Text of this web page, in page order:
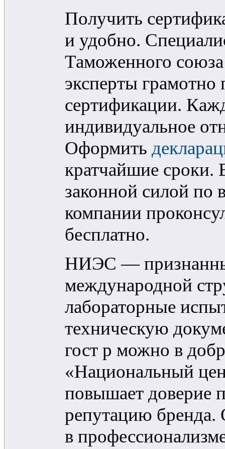
Получить
и удобно.
Таможенного
эксперты
сертификации.
индивидуальное
Оформить
кратчайшие сроки.
законной силой по
компании
бесплатно.
НИЭС —
международной
лабораторные
техническую
гост р можно в
«Национальный
повышает доверие
репутацию бренда.
в